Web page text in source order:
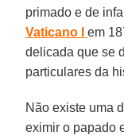
primado e de
Vaticano I
em
delicada que se
particulares da
Não existe uma
eximir o papado